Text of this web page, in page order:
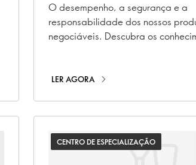
em que pode
O desempenho, a segurança e a
responsabilidade dos nossos
negociáveis. Descubra os
LER AGORA
CENTRO DE ESPECIALIZAÇÃO